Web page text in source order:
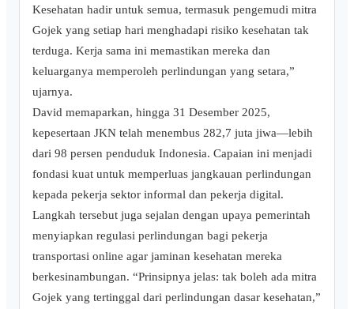
Kesehatan hadir untuk semua, termasuk pengemudi mitra
Gojek yang setiap hari menghadapi risiko kesehatan tak
terduga. Kerja sama ini memastikan mereka dan
keluarganya memperoleh perlindungan yang setara,”
ujarnya.
David memaparkan, hingga 31 Desember 2025,
kepesertaan JKN telah menembus 282,7 juta jiwa—lebih
dari 98 persen penduduk Indonesia. Capaian ini menjadi
fondasi kuat untuk memperluas jangkauan perlindungan
kepada pekerja sektor informal dan pekerja digital.
Langkah tersebut juga sejalan dengan upaya pemerintah
menyiapkan regulasi perlindungan bagi pekerja
transportasi online agar jaminan kesehatan mereka
berkesinambungan. “Prinsipnya jelas: tak boleh ada mitra
Gojek yang tertinggal dari perlindungan dasar kesehatan,”